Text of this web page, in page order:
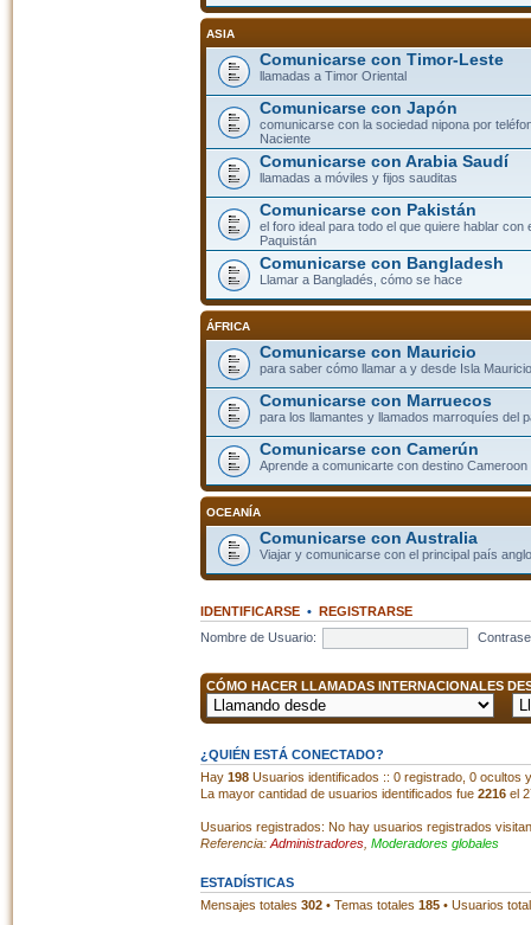
ASIA
Comunicarse con Timor-Leste
llamadas a Timor Oriental
Comunicarse con Japón
comunicarse con la sociedad nipona por
Naciente
Comunicarse con Arabia Saudí
llamadas a móviles y fijos sauditas
Comunicarse con Pakistán
el foro ideal para todo el que quiere hablar con
Paquistán
Comunicarse con Bangladesh
Llamar a Bangladés, cómo se hace
ÁFRICA
Comunicarse con Mauricio
para saber cómo llamar a y desde Isla
Comunicarse con Marruecos
para los llamantes y llamados marroquíes del
Comunicarse con Camerún
Aprende a comunicarte con destino Cameroon
OCEANÍA
Comunicarse con Australia
Viajar y comunicarse con el principal país
IDENTIFICARSE• REGISTRARSE
Nombre de Usuario:
CÓMO HACER LLAMADAS INTERNACIONALES
¿QUIÉN ESTÁ CONECTADO?
Hay 198Usuarios identificados :: 0 registrado, 0 ocultos
La mayor cantidad de usuarios identificados fue 2216el
Usuarios registrados: No hay usuarios registrados
Referencia: Administradores, Moderadores globales
ESTADÍSTICAS
Mensajes totales 302• Temas totales 185• Usuarios